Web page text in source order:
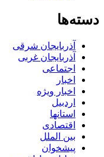
دسته‌ها
آذربایجان شرقی
آذربایجان غربی
اجتماعی
اخبار
اخبار ویژه
اردبیل
استانها
اقتصادی
بین الملل
پیشخوان